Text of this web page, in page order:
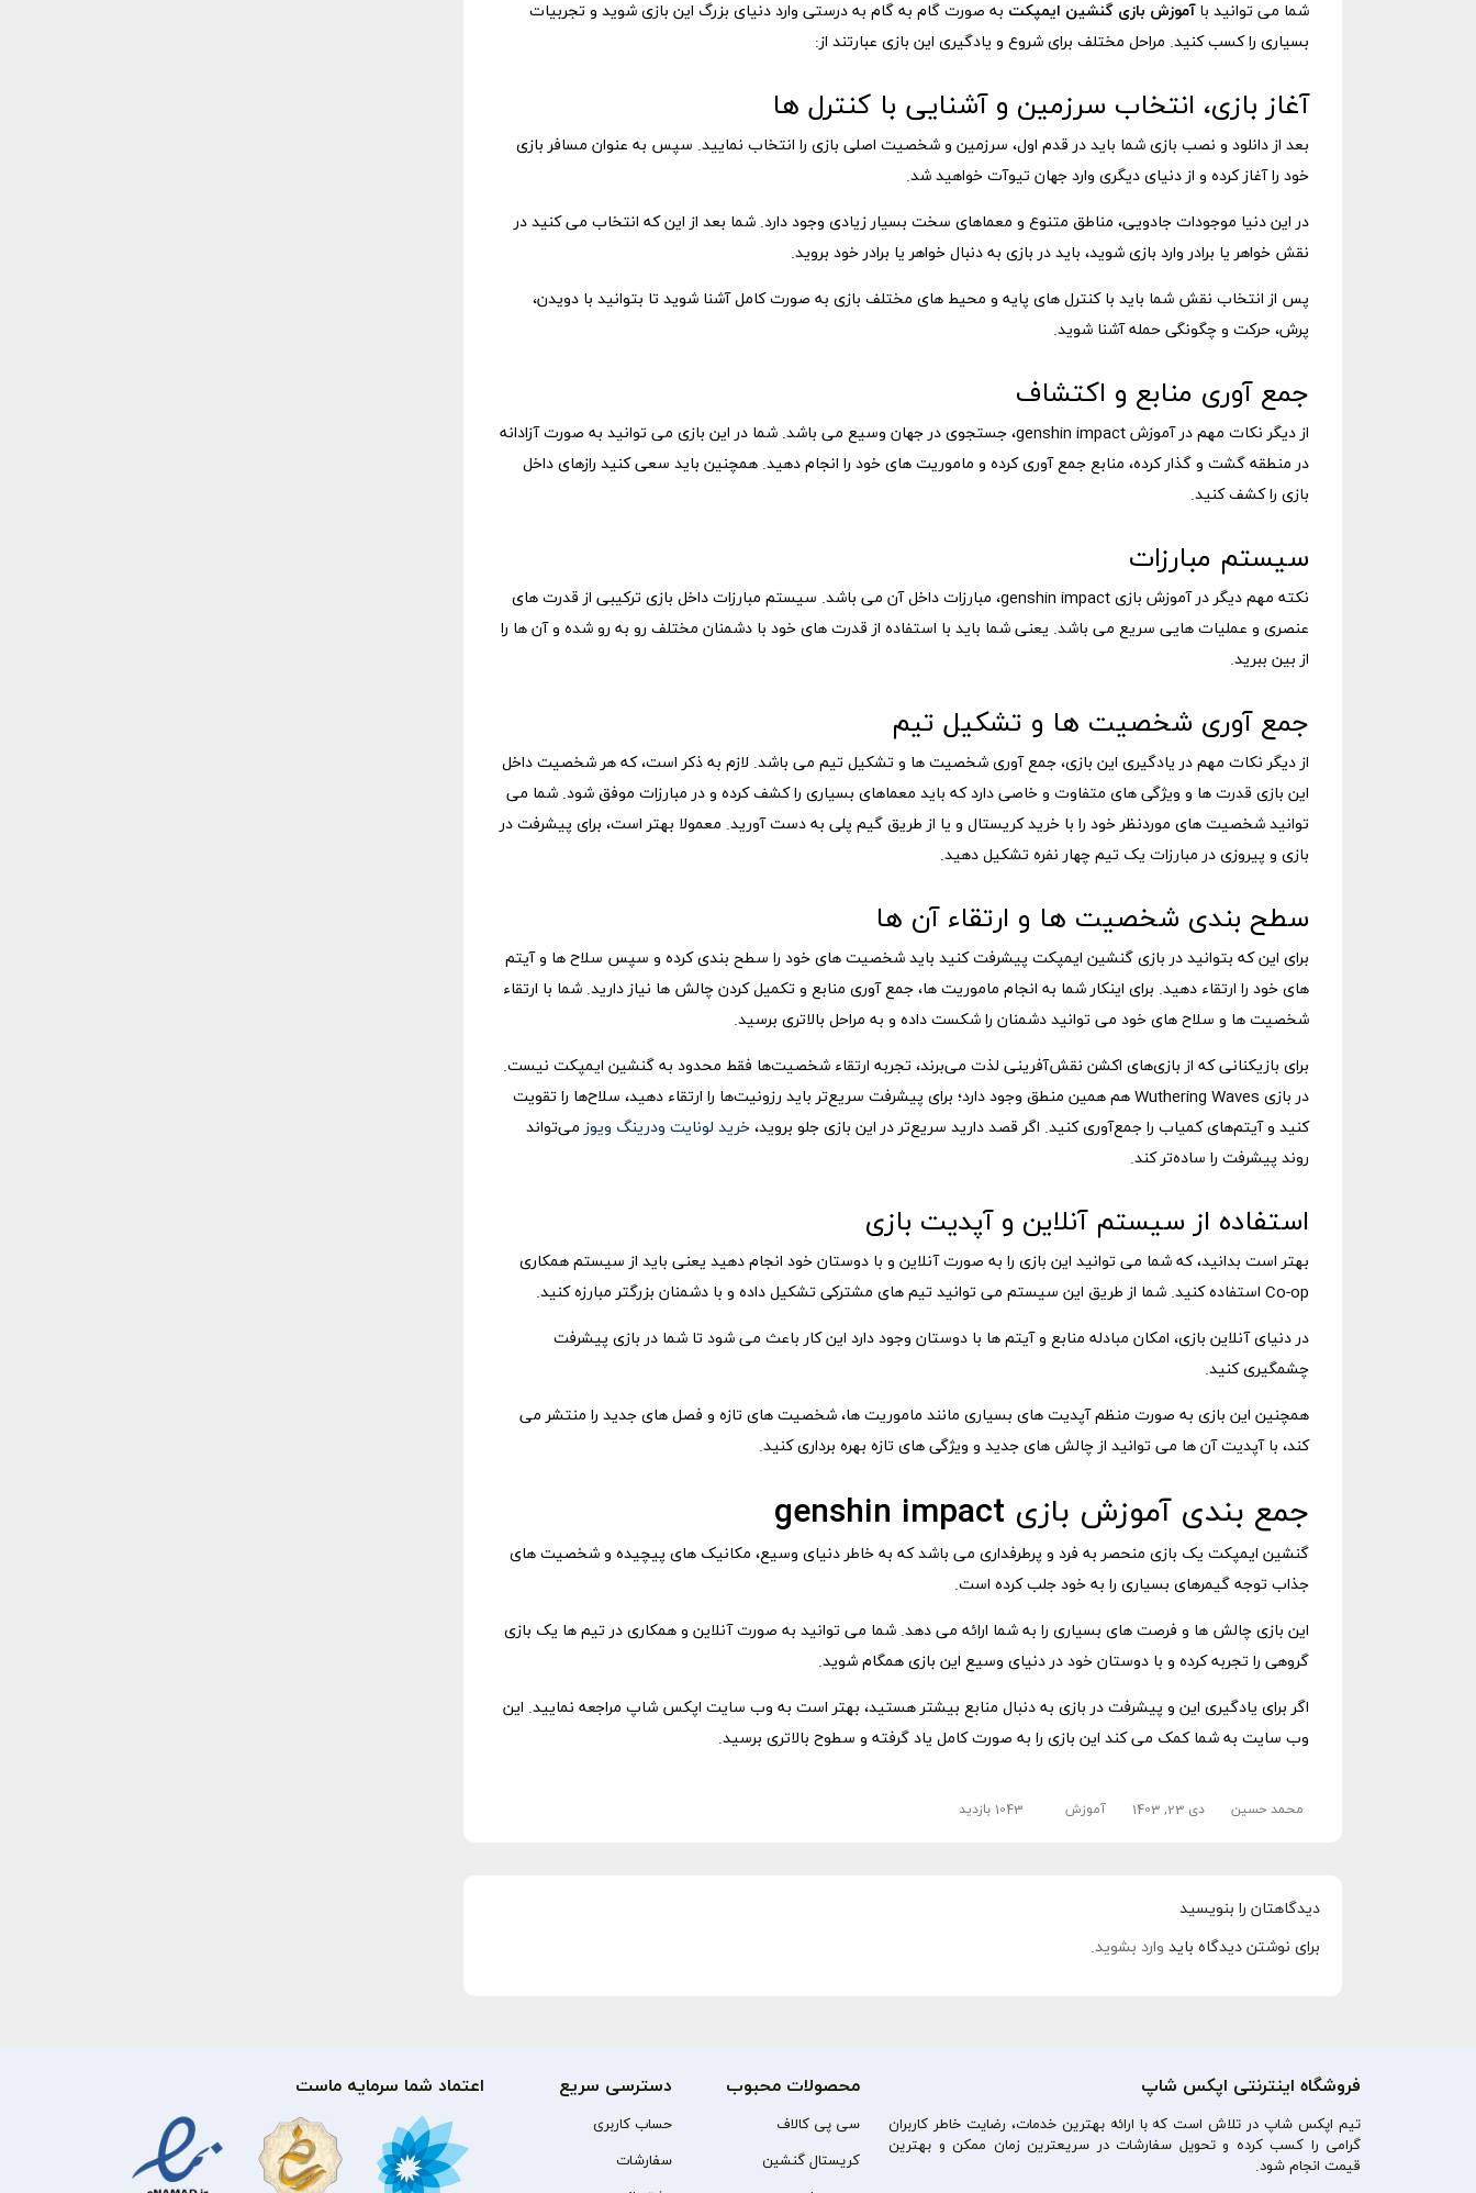
شما می توانید باآموزش بازی گنشین ایمپکت به صورت گام به گام به درستی وارد دنیای بزرگ این بازی شوید و تجربیات
بسیاری را کسب کنید. مراحل مختلف برای شروع و یادگیری این بازی عبارتند از:
آغاز بازی، انتخاب سرزمین و آشنایی با کنترل ها
بعد از دانلود و نصب بازی شما باید در قدم اول، سرزمین و شخصیت اصلی بازی را انتخاب نمایید. سپس به عنوان مسافر بازی
خود را آغاز کرده و از دنیای دیگری وارد جهان تیوآت خواهید شد.
در این دنیا موجودات جادویی، مناطق متنوع و معماهای سخت بسیار زیادی وجود دارد. شما بعد از این که انتخاب می کنید در
نقش خواهر یا برادر وارد بازی شوید، باید در بازی به دنبال خواهر یا برادر خود بروید.
پس از انتخاب نقش شما باید با کنترل های پایه و محیط های مختلف بازی به صورت کامل آشنا شوید تا بتوانید با دویدن،
پرش، حرکت و چگونگی حمله آشنا شوید.
جمع ‌آوری منابع و اکتشاف
از دیگر نکات مهم در آموزش genshin impact، جستجوی در جهان وسیع می باشد. شما در این بازی می توانید به صورت آزادانه
در منطقه گشت و گذار کرده، منابع جمع آوری کرده و ماموریت های خود را انجام دهید. همچنین باید سعی کنید رازهای داخل
بازی را کشف کنید.
سیستم مبارزات
نکته مهم دیگر در آموزش بازی genshin impact، مبارزات داخل آن می باشد. سیستم مبارزات داخل بازی ترکیبی از قدرت های
عنصری و عملیات هایی سریع می باشد. یعنی شما باید با استفاده از قدرت های خود با دشمنان مختلف رو به رو شده و آن ها را
از بین ببرید.
جمع‌ آوری شخصیت‌ ها و تشکیل تیم
از دیگر نکات مهم در یادگیری این بازی، جمع آوری شخصیت ها و تشکیل تیم می باشد. لازم به ذکر است، که هر شخصیت داخل
این بازی قدرت ها و ویژگی های متفاوت و خاصی دارد که باید معماهای بسیاری را کشف کرده و در مبارزات موفق شود. شما می
توانید شخصیت های موردنظر خود را با خرید کریستال و یا از طریق گیم پلی به دست آورید. معمولا بهتر است، برای پیشرفت در
بازی و پیروزی در مبارزات یک تیم چهار نفره تشکیل دهید.
سطح ‌بندی شخصیت ‌ها و ارتقاء آن ها
برای این که بتوانید در بازی گنشین ایمپکت پیشرفت کنید باید شخصیت های خود را سطح بندی کرده و سپس سلاح ها و آیتم
های خود را ارتقاء دهید. برای اینکار شما به انجام ماموریت ها، جمع آوری منابع و تکمیل کردن چالش ها نیاز دارید. شما با ارتقاء
شخصیت ها و سلاح های خود می توانید دشمنان را شکست داده و به مراحل بالاتری برسید.
برای بازیکنانی که از بازی‌های اکشن نقش‌آفرینی لذت می‌برند، تجربه ارتقاء شخصیت‌ها فقط محدود به گنشین ایمپکت نیست.
در بازی Wuthering Waves هم همین منطق وجود دارد؛ برای پیشرفت سریع‌تر باید رزونیت‌ها را ارتقاء دهید، سلاح‌ها را تقویت
کنید و آیتم‌های کمیاب را جمع‌آوری کنید. اگر قصد دارید سریع‌تر در این بازی جلو بروید، خرید لونایت ودرینگ ویوز می‌تواند
روند پیشرفت را ساده‌تر کند.
استفاده از سیستم آنلاین و آپدیت بازی
بهتر است بدانید، که شما می توانید این بازی را به صورت آنلاین و با دوستان خود انجام دهید یعنی باید از سیستم همکاری
Co-op استفاده کنید. شما از طریق این سیستم می توانید تیم های مشترکی تشکیل داده و با دشمنان بزرگتر مبارزه کنید.
در دنیای آنلاین بازی، امکان مبادله منابع و آیتم ها با دوستان وجود دارد این کار باعث می شود تا شما در بازی پیشرفت
چشمگیری کنید.
همچنین این بازی به صورت منظم آپدیت های بسیاری مانند ماموریت ها، شخصیت های تازه و فصل های جدید را منتشر می
کند، با آپدیت آن ها می توانید از چالش های جدید و ویژگی های تازه بهره برداری کنید.
جمع بندی آموزش بازی genshin impact
گنشین ایمپکت یک بازی منحصر به فرد و پرطرفداری می باشد که به خاطر دنیای وسیع، مکانیک های پیچیده و شخصیت های
جذاب توجه گیمرهای بسیاری را به خود جلب کرده است.
این بازی چالش ها و فرصت های بسیاری را به شما ارائه می دهد. شما می توانید به صورت آنلاین و همکاری در تیم ها یک بازی
گروهی را تجربه کرده و با دوستان خود در دنیای وسیع این بازی همگام شوید.
اگر برای یادگیری این و پیشرفت در بازی به دنبال منابع بیشتر هستید، بهتر است به وب سایت اپکس شاپ مراجعه نمایید. این
وب سایت به شما کمک می کند این بازی را به صورت کامل یاد گرفته و سطوح بالاتری برسید.
محمد حسین دی 23, 1403 آموزش 1043 بازدید
دیدگاهتان را بنویسید
برای نوشتن دیدگاه باید وارد بشوید.
فروشگاه اینترنتی اپکس شاپ
تیم اپکس شاپ در تلاش است که با ارائه بهترین خدمات، رضایت خاطر کاربران
گرامی را کسب کرده و تحویل سفارشات در سریعترین زمان ممکن و بهترین
قیمت انجام شود.
محصولات محبوب
سی پی کالاف
کریستال گنشین
دسترسی سریع
حساب کاربری
سفارشات
اعتماد شما سرمایه ماست